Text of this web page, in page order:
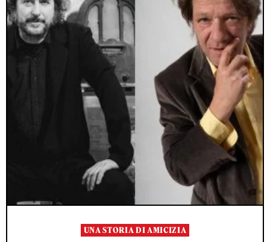
UNA STORIA DI AMICIZIA